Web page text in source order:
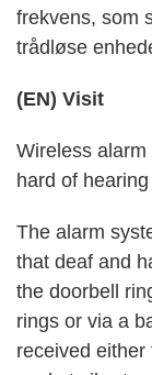
frekvens, som
trådløse
(EN) Visit
Wireless
hard of hearing
The alarm
that deaf and
the doorbell
rings or via a
received either